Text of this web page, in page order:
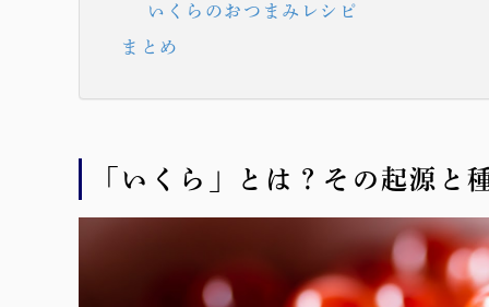
いくらのおつまみレシピ
まとめ
「いくら」とは？その起源と